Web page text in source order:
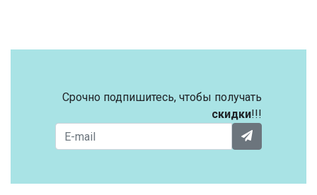
Срочно подпишитесь, чтобы получать
скидки!!!